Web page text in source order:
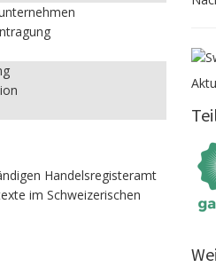
Handelsregisteramt
im Schweizerischen